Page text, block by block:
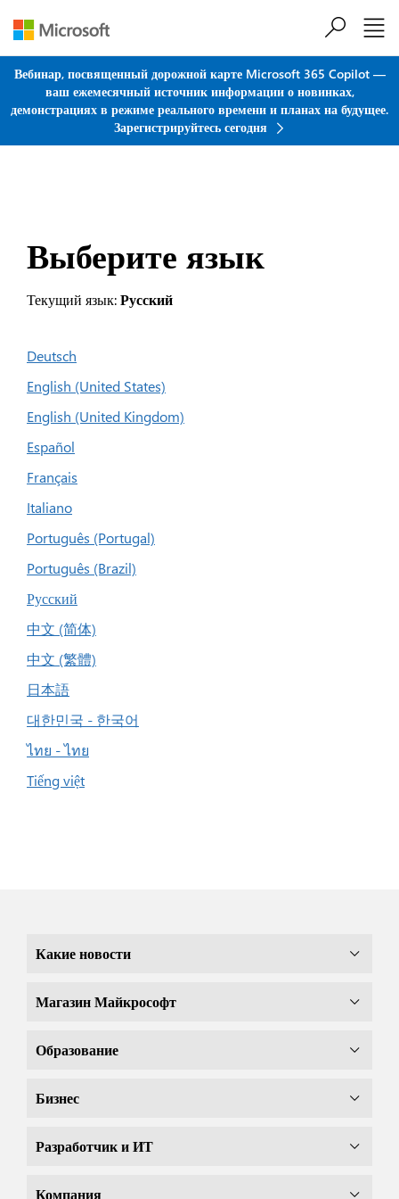
Перейти к основному содержанию
Вебинар, посвященный дорожной карте Microsoft 365 Copilot —
ваш ежемесячный источник информации о новинках,
демонстрациях в режиме реального времени и планах на будущее.
Зарегистрируйтесь сегодня
Выберите язык
Текущий язык:Русский
Deutsch
English (United States)
English (United Kingdom)
Español
Français
Italiano
Português (Portugal)
Português (Brazil)
Русский
中文 (简体)
中文 (繁體)
日本語
대한민국 - 한국어
ไทย - ไทย
Tiếng việt
Какие новости
Магазин Майкрософт
Образование
Бизнес
Разработчик и ИТ
Компания